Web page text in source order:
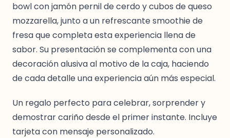
bowl con jamón pernil de cerdo y cubos de queso
mozzarella, junto a un refrescante smoothie de
fresa que completa esta experiencia llena de
sabor. Su presentación se complementa con una
decoración alusiva al motivo de la caja, haciendo
de cada detalle una experiencia aún más especial.
Un regalo perfecto para celebrar, sorprender y
demostrar cariño desde el primer instante. Incluye
tarjeta con mensaje personalizado.